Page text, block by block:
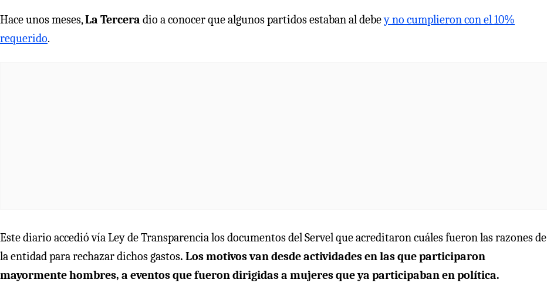
Hace unos meses,La Tercera dio a conocer que algunos partidos estaban al debey no cumplieron con el 10%
requerido.
Este diario accedió vía Ley de Transparencia los documentos del Servel que acreditaron cuáles fueron las razones de
la entidad para rechazar dichos gastos. Los motivos van desde actividades en las que participaron
mayormente hombres, a eventos que fueron dirigidas a mujeres que ya participaban en política.